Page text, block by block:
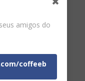
amigos do
coffeeb